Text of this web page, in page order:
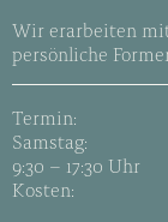
Wir erarbeiten
persönliche
Termin:
Samstag:
9:30 – 17:30 Uhr
Kosten: